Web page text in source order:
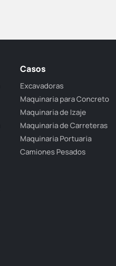
Casos
Excavadoras
Maquinaria para Concreto
Maquinaria de Izaje
Maquinaria de Carreteras
Maquinaria Portuaria
Camiones Pesados